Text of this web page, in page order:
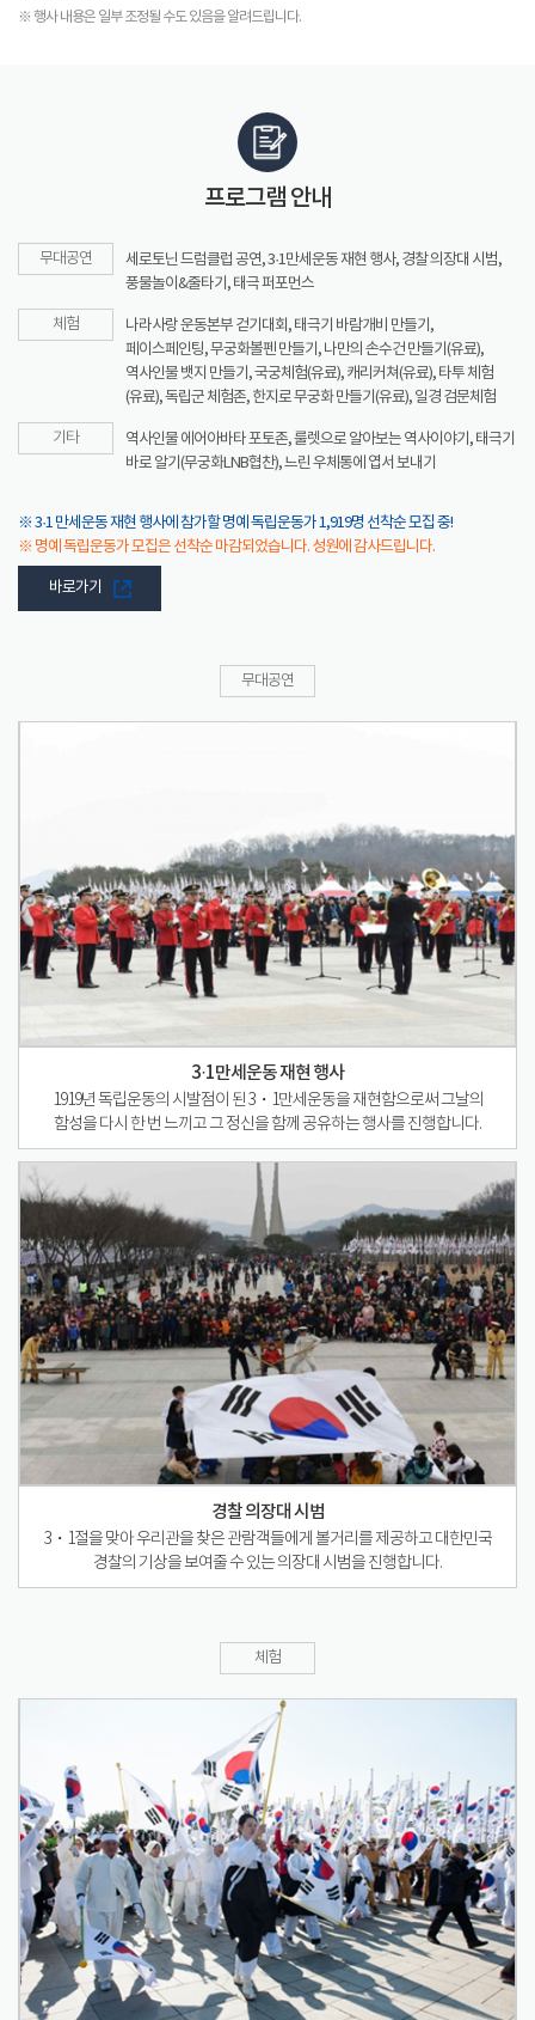
※ 행사 내용은 일부 조정될 수도 있음을 알려드립니다.
프로그램 안내
무대공연
세로토닌 드럼클럽 공연, 3·1만세운동 재현 행사, 경찰 의장대 시범,
풍물놀이&줄타기, 태극 퍼포먼스
체험
나라사랑 운동본부 걷기대회, 태극기 바람개비 만들기,
페이스페인팅, 무궁화볼펜 만들기, 나만의 손수건 만들기(유료),
역사인물 뱃지 만들기, 국궁체험(유료), 캐리커쳐(유료), 타투 체험
(유료), 독립군 체험존, 한지로 무궁화 만들기(유료), 일경 검문체험
기타
역사인물 에어아바타 포토존, 룰렛으로 알아보는 역사이야기, 태극기
바로 알기(무궁화LNB협찬), 느린 우체통에 엽서 보내기
※ 3·1 만세운동 재현 행사에 참가할 명예 독립운동가 1,919명 선착순 모집 중!
※ 명예 독립운동가 모집은 선착순 마감되었습니다. 성원에 감사드립니다.
바로가기
무대공연
3·1만세운동 재현 행사
1919년 독립운동의 시발점이 된 3・1만세운동을 재현함으로써 그날의
함성을 다시 한 번 느끼고 그 정신을 함께 공유하는 행사를 진행합니다.
경찰 의장대 시범
3・1절을 맞아 우리관을 찾은 관람객들에게 볼거리를 제공하고 대한민국
경찰의 기상을 보여줄 수 있는 의장대 시범을 진행합니다.
체험